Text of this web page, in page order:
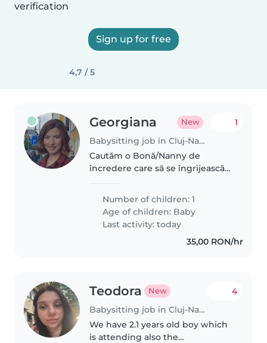
verification
Sign up for free
4,7 / 5
Georgiana New
Babysitting job in Cluj-Napoca
1
Cautăm o Bonă/Nanny de
încredere care să se îngrijească
săptămâni, un bebeluș calm și
iubitor. Prioritar este să știe cum
să țină în brațe un nou-născut,..
Number of children: 1
Age of children: Baby
Last activity: today
35,00 RON/hr
Teodora New
Babysitting job in Cluj-Napoca
4
We have 2.1 years old boy which
is attending also the